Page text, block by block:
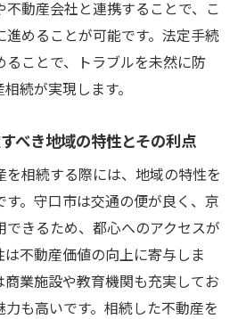
家に相談するタイミングと選
賃貸・売却を考える際のポイ
への道：計画の立て方
軽減につながる具体策
動産市場の動向を理解する
ける家族間のコミュニケーシ
不動産会社と連携することで、こ
進めることが可能です。法定手続
ることで、トラブルを未然に防
続が実現します。
べき地域の特性とその利点
を相続する際には、地域の特性を
。守口市は交通の便が良く、京
できるため、都心へのアクセスが
不動産価値の向上に寄与しま
業施設や教育機関も充実してお
力も高いです。相続した不動産を